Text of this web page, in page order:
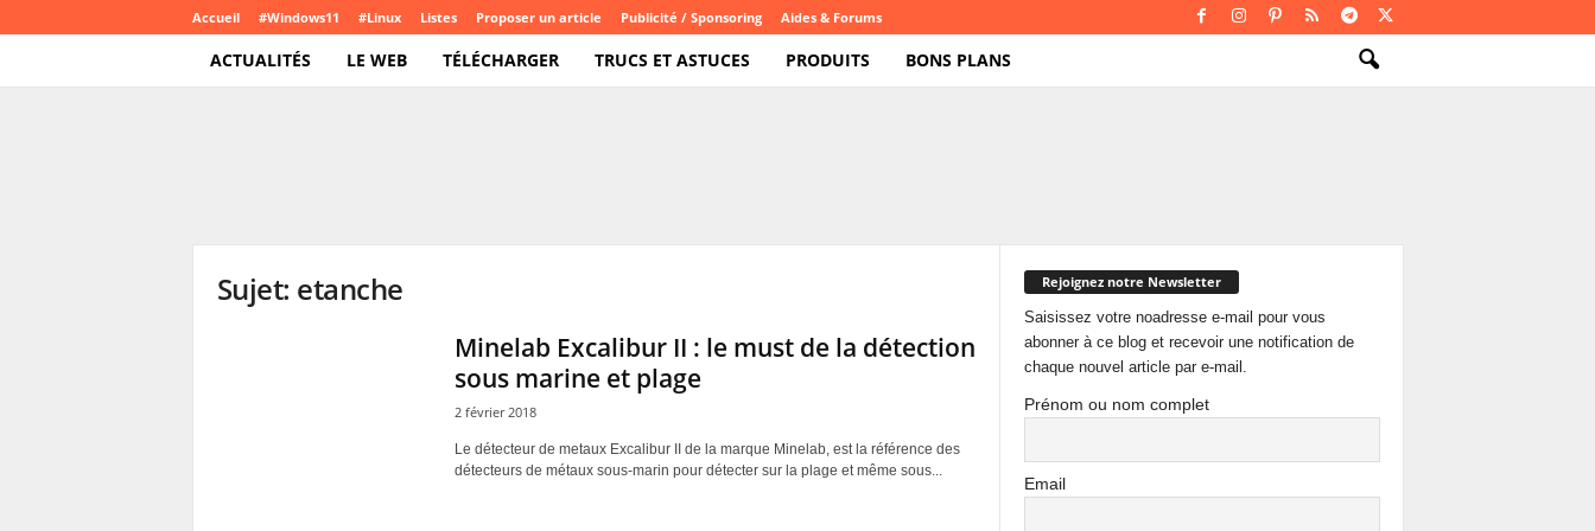
Accueil #Windows11 #Linux Listes Proposer un article Publicité / Sponsoring Aides & Forums
ACTUALITÉS LE WEB TÉLÉCHARGER TRUCS ET ASTUCES PRODUITS BONS PLANS
Sujet: etanche
Minelab Excalibur II : le must de la détection
sous marine et plage
2 février 2018
Le détecteur de metaux Excalibur II de la marque Minelab, est la référence des
détecteurs de métaux sous-marin pour détecter sur la plage et même sous...
Rejoignez notre Newsletter
Saisissez votre noadresse e-mail pour vous
abonner à ce blog et recevoir une notification de
chaque nouvel article par e-mail.
Prénom ou nom complet
Email